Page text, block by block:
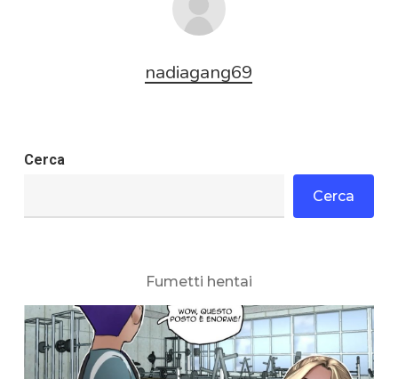
nadiagang69
Cerca
Cerca
Fumetti hentai